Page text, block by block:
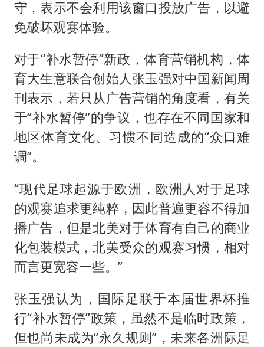
守，表示不会利用该窗口投放广告，以避
免破坏观赛体验。
对于“补水暂停”新政，体育营销机构，体
育大生意联合创始人张玉强对中国新闻周
刊表示，若只从广告营销的角度看，有关
于“补水暂停”的争议，也存在不同国家和
地区体育文化、习惯不同造成的“众口难
调”。
“现代足球起源于欧洲，欧洲人对于足球
的观赛追求更纯粹，因此普遍更容不得加
播广告，但是北美对于体育有自己的商业
化包装模式，北美受众的观赛习惯，相对
而言更宽容一些。”
张玉强认为，国际足联于本届世界杯推
行“补水暂停”政策，虽然不是临时政策，
但也尚未成为“永久规则”，未来各洲际足